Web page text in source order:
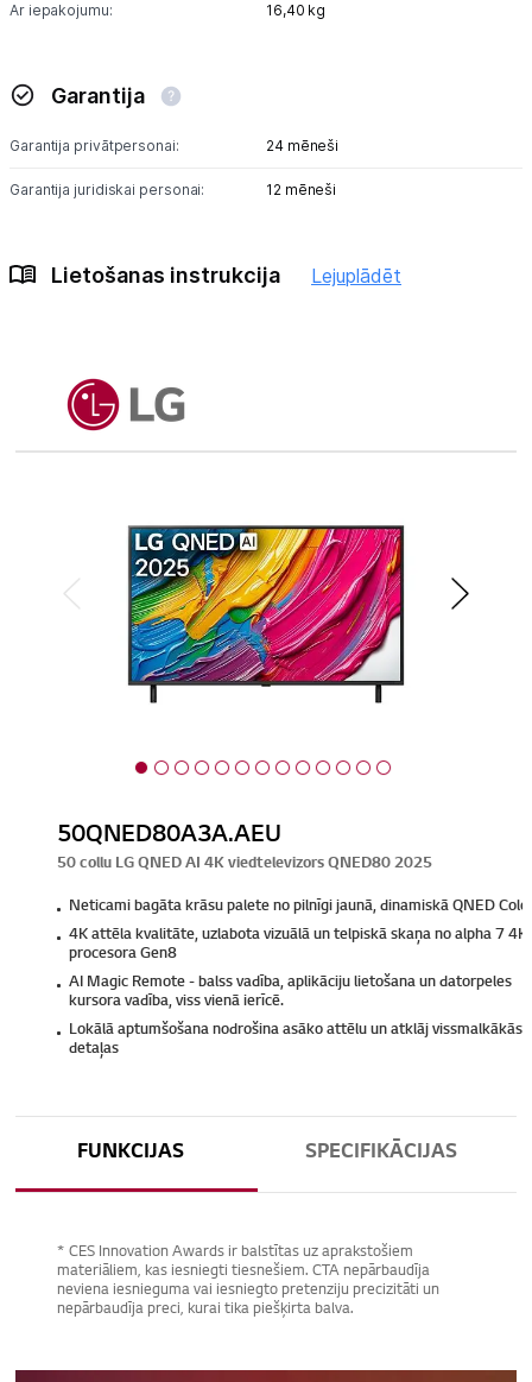
Ar iepakojumu: 16,40 kg
Garantija
Garantija privātpersonai: 24 mēneši
Garantija juridiskai personai: 12 mēneši
Lietošanas instrukcija Lejuplādēt
50QNED80A3A.AEU
50 collu LG QNED AI 4K viedtelevizors QNED80 2025
Neticami bagāta krāsu palete no pilnīgi jaunā, dinamiskā QNED
4K attēla kvalitāte, uzlabota vizuālā un telpiskā skaņa no alpha 7 4K
procesora Gen8
AI Magic Remote - balss vadība, aplikāciju lietošana un datorpeles
kursora vadība, viss vienā ierīcē.
Lokālā aptumšošana nodrošina asāko attēlu un atklāj vissmalkākās
detaļas
FUNKCIJAS SPECIFIKĀCIJAS
* CES Innovation Awards ir balstītas uz aprakstošiem
materiāliem, kas iesniegti tiesnešiem. CTA nepārbaudīja
neviena iesnieguma vai iesniegto pretenziju precizitāti un
nepārbaudīja preci, kurai tika piešķirta balva.